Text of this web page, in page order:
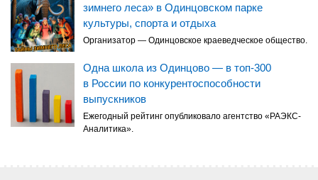
зимнего леса» в Одинцовском парке
культуры, спорта и отдыха
Организатор — Одинцовское краеведческое общество.
Одна школа из Одинцово — в топ-300
в России по конкурентоспособности
выпускников
Ежегодный рейтинг опубликовало агентство «РАЭКС-
Аналитика».